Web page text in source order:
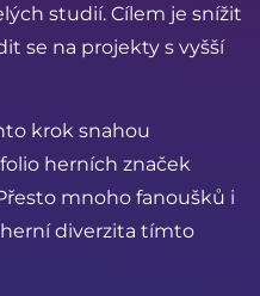
studií. Cílem je snížit
se na projekty s vyšší
krok snahou
herních značek
mnoho fanoušků i
herní diverzita tímto